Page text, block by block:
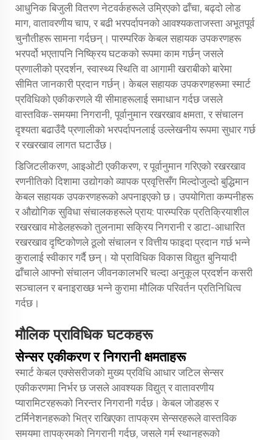
आधुनिक बिजुली वितरण नेटवर्कहरूले उम्रिएको ढाँचा, बढ्दो लोड
माग, वातावरणीय चाप, र बढी भरपर्दापनको आवश्यकताजस्ता अभूतपूर्व
चुनौतीहरू सामना गर्दछन्। पारम्परिक केबल सहायक उपकरणहरू
भरपर्दो भएतापनि निष्क्रिय घटकको रूपमा काम गर्छन् जसले
प्रणालीको प्रदर्शन, स्वास्थ्य स्थिति वा आगामी खराबीको बारेमा
सीमित जानकारी प्रदान गर्छन्। केबल सहायक उपकरणहरूमा स्मार्ट
प्रविधिको एकीकरणले यी सीमाहरूलाई समाधान गर्दछ जसले
वास्तविक-समयमा निगरानी, पूर्वानुमान रखरखाव क्षमता, र संचालन
दृश्यता बढाउँदै प्रणालीको भरपर्दापनलाई उल्लेखनीय रूपमा सुधार गर्छ
र रखरखाव लागत घटाउँछ।
डिजिटलीकरण, आइओटी एकीकरण, र पूर्वानुमान गरिएको रखरखाव
रणनीतिको दिशामा उद्योगको व्यापक प्रवृत्तिसँग मिल्दोजुल्दो बुद्धिमान
केबल सहायक उपकरणहरूको अपनाइएको छ। उपयोगिता कम्पनीहरू
र औद्योगिक सुविधा संचालकहरूले प्राय: पारम्परिक प्रतिक्रियाशील
रखरखाव मोडेलहरूको तुलनामा सक्रिय निगरानी र डाटा-आधारित
रखरखाव दृष्टिकोणले ठूलो संचालन र वित्तीय फाइदा प्रदान गर्छ भन्ने
कुरालाई स्वीकार गर्दै छन्। यो प्राविधिक विकास विद्युत बुनियादी
ढाँचाले आफ्नो संचालन जीवनकालभरि चल्दा अनुकूल प्रदर्शन कसरी
सञ्चालन र बनाइराख्छ भन्ने कुरामा मौलिक परिवर्तन प्रतिनिधित्व
गर्दछ।
मौलिक प्राविधिक घटकहरू
सेन्सर एकीकरण र निगरानी क्षमताहरू
स्मार्ट केबल एक्सेसरीजको मुख्य प्रविधि आधार जटिल सेन्सर
एकीकरणमा निर्भर छ जसले आवश्यक विद्युत् र वातावरणीय
प्यारामिटरहरूको निरन्तर निगरानी गर्दछ। केबल जोडहरू र
टर्मिनेशनहरूको भित्र राखिएका तापक्रम सेन्सरहरूले वास्तविक
समयमा तापक्रमको निगरानी गर्दछ, जसले गर्म स्थानहरूको